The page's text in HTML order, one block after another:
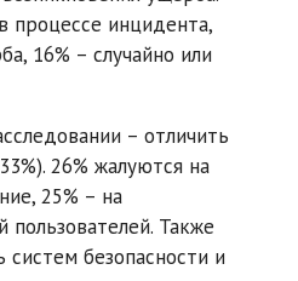
процессе инцидента,
16% – случайно или
– отличить
26% жалуются на
25% – на
пользователей. Также
безопасности и